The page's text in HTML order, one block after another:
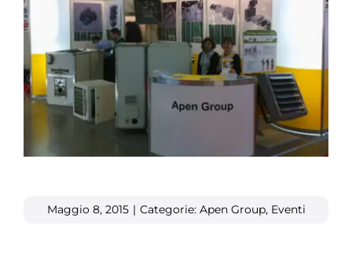
Maggio 8, 2015 | Categorie: Apen Group, Eventi